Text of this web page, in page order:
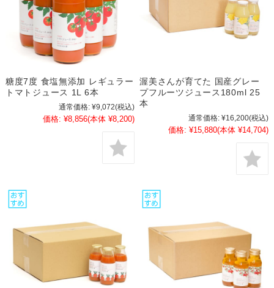
糖度7度 食塩無添加 レギュラー
トマトジュース 1L 6本
通常価格: ¥9,072(税込)
価格: ¥8,856(本体 ¥8,200)
渥美さんが育てた 国産グレー
プフルーツジュース180ml 25
本
通常価格: ¥16,200(税込)
価格: ¥15,880(本体 ¥14,704)